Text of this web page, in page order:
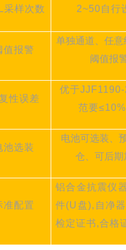
采样次数 2~50自行
值报警
单独通道、任意
阈值报
性误差
优于
范要
池选装
电池可选装、
仓、可后期
准配置
铝合金抗震仪
件(U盘),自净
检定证书,合格